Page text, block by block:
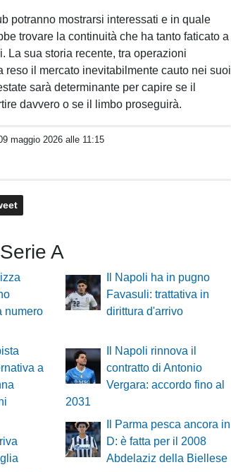
potranno mostrarsi interessati e in quale
trovare la continuità che ha tanto faticato a
La sua storia recente, tra operazioni
reso il mercato inevitabilmente cauto nei suoi
sarà determinante per capire se il
davvero o se il limbo proseguirà.
maggio 2026 alle 11:15
A
numero
Il Napoli ha in pugno
Favasuli: trattativa in
dirittura d'arrivo
a
Il Napoli rinnova il
contratto di Antonio
Vergara: accordo fino al
2031
Il Parma pesca ancora in
D: è fatta per il 2008
Abdelaziz della Biellese